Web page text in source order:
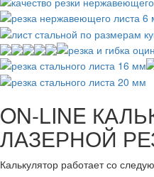
ON-LINE
ЛАЗЕРНОЙ
Калькулятор работает со